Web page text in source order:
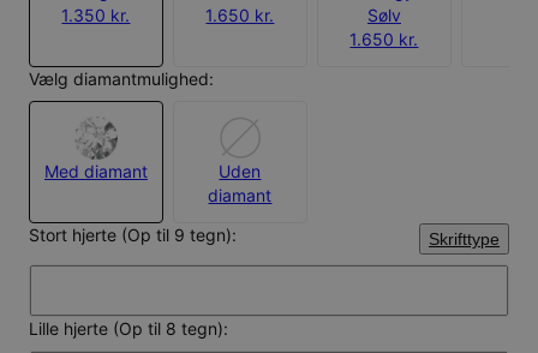
1.350 kr.
1.650 kr.
Sølv
1.650 kr.
Vælg diamantmulighed:
Med diamant
Uden
diamant
Stort hjerte (Op til 9 tegn):
Skrifttype
Lille hjerte (Op til 8 tegn):